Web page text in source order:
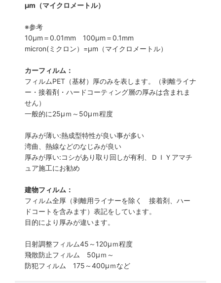
μm（マイクロメートル）
※参考
10μm＝0.01mm 100μm＝0.1mm
micron(ミクロン）=µm（マイクロメートル）
カーフィルム：
フィルムPET（基材）厚のみを表します。（剥離ライナ
ー・接着剤・ハードコーティング層の厚みは含まれま
せん）
一般的に25µｍ～50µｍ程度
厚みが薄い:熱成型特性が良い事が多い
湾曲、熱線などのなじみが良い
厚みが厚い:コシがあり取り回しが有利、ＤＩＹアマチ
ュア施工にお勧め
建物フィルム：
フィルム全厚（剥離用ライナーを除く 接着剤、ハー
ドコートを含みます）表記をしています。
目的により厚みが違います。
日射調整フィルム45～120µｍ程度
飛散防止フィルム 50µｍ～
防犯フィルム 175～400µｍなど